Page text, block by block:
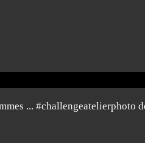
... #challengeatelierphoto